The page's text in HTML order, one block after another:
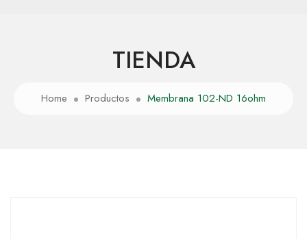
TIENDA
Home Productos Membrana 102-ND 16ohm